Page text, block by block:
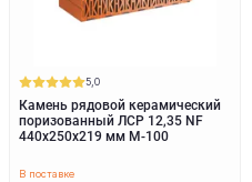
5,0
Камень рядовой керамический
поризованный ЛСР 12,35 NF
440х250х219 мм M-100
В поставке